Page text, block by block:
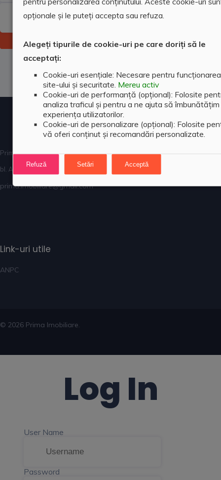
opționale și le puteți accepta sau refuza.
Alegeți tipurile de cookie-uri pe care doriți să le
acceptați:
Cookie-uri esențiale: Necesare pentru funcționarea
site-ului și securitate. Mereu activ
Cookie-uri de performanță (opțional): Folosite
analiza traficul și pentru a ne ajuta să îmbunătățim
experiența utilizatorilor.
Cookie-uri de personalizare (opțional): Folosite
vă oferi conținut și recomandări personalizate.
Refuză Setări Acceptă
Numar camere
Prima Imobiliare, str. Stefan cel Mare, nr. 47
bl. A1, sc. B, ap. 2, Suceava
prima.imobiliare@gmail.com
Link-uri utile
ANPC
© 2026 Prima Imobiliare.
Log In
User Name
Password